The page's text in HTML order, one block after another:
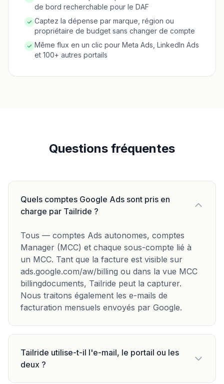
de bord recherchable pour le DAF
Captez la dépense par marque, région ou
propriétaire de budget sans changer de compte
Même flux en un clic pour Meta Ads, LinkedIn Ads
et 100+ autres portails
Questions fréquentes
Quels comptes Google Ads sont pris en
charge par Tailride ?
Tous — comptes Ads autonomes, comptes
Manager (MCC) et chaque sous-compte lié à
un MCC. Tant que la facture est visible sur
ads.google.com/aw/billing ou dans la vue MCC
billingdocuments, Tailride peut la capturer.
Nous traitons également les e-mails de
facturation mensuels envoyés par Google.
Tailride utilise-t-il l'e-mail, le portail ou les
deux ?